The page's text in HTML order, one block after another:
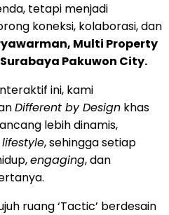
tetapi menjadi
koneksi, kolaborasi, dan
Multi Property
Pakuwon City.
ini, kami
Different by Design khas
lebih dinamis,
lifestyle, sehingga setiap
engaging, dan
ruang ‘Tactic’ berdesain